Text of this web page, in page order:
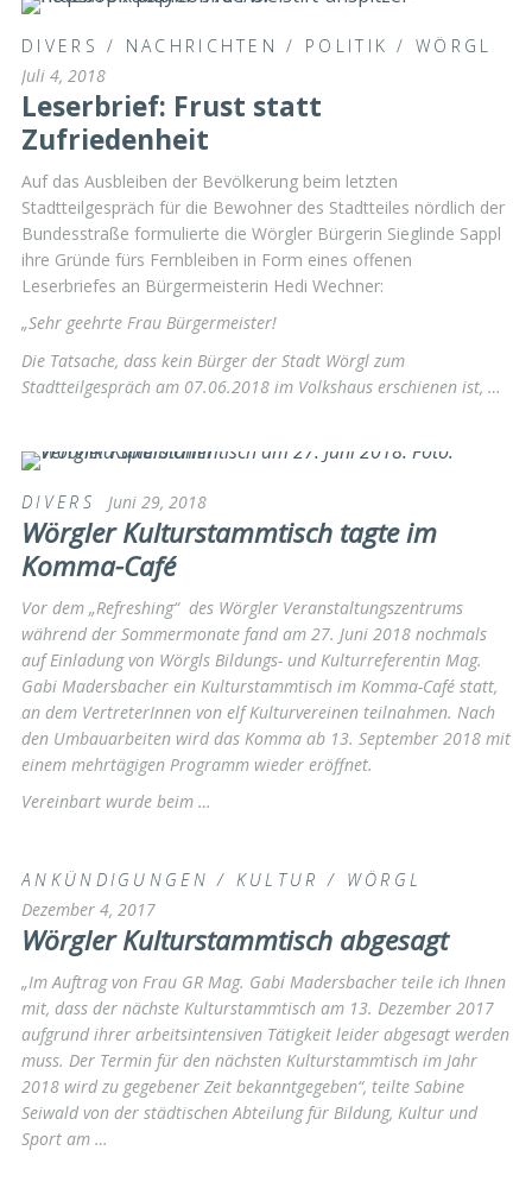
DIVERS / NACHRICHTEN / POLITIK /WÖRGL
Juli 4, 2018
Leserbrief: Frust statt
Zufriedenheit
Auf das Ausbleiben der Bevölkerung beim letzten
Stadtteilgespräch für die Bewohner des Stadtteiles nördlich der
Bundesstraße formulierte die Wörgler Bürgerin Sieglinde Sappl
ihre Gründe fürs Fernbleiben in Form eines offenen
Leserbriefes an Bürgermeisterin Hedi Wechner:
„Sehr geehrte Frau Bürgermeister!
Die Tatsache, dass kein Bürger der Stadt Wörgl zum
Stadtteilgespräch am 07.06.2018 im Volkshaus erschienen ist, …
DIVERS Juni 29, 2018
Wörgler Kulturstammtisch tagte im
Komma-Café
Vor dem „Refreshing“ des Wörgler Veranstaltungszentrums
während der Sommermonate fand am 27. Juni 2018 nochmals
auf Einladung von Wörgls Bildungs- und Kulturreferentin Mag.
Gabi Madersbacher ein Kulturstammtisch im Komma-Café statt,
an dem VertreterInnen von elf Kulturvereinen teilnahmen. Nach
den Umbauarbeiten wird das Komma ab 13. September 2018 mit
einem mehrtägigen Programm wieder eröffnet.
Vereinbart wurde beim …
ANKÜNDIGUNGEN / KULTUR / WÖRGL
Dezember 4, 2017
Wörgler Kulturstammtisch abgesagt
„Im Auftrag von Frau GR Mag. Gabi Madersbacher teile ich Ihnen
mit, dass der nächste Kulturstammtisch am 13. Dezember 2017
aufgrund ihrer arbeitsintensiven Tätigkeit leider abgesagt werden
muss. Der Termin für den nächsten Kulturstammtisch im Jahr
2018 wird zu gegebener Zeit bekanntgegeben“, teilte Sabine
Seiwald von der städtischen Abteilung für Bildung, Kultur und
Sport am …